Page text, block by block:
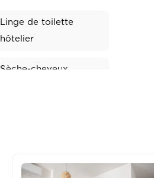
Linge de toilette
hôtelier
Sèche-cheveux